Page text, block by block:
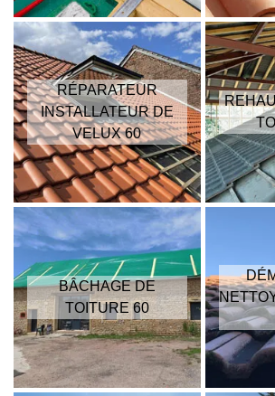
RÉPARATEUR
INSTALLATEUR DE
VELUX 60
BÂCHAGE DE
TOITURE 60